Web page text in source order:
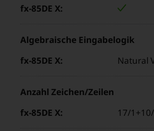
Algebraische Eingabelogik
Natural
Anzahl Zeichen/Zeilen
17/